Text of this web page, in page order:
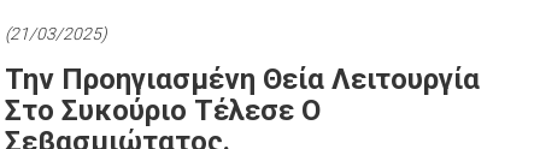
(21/03/2025)
Την Προηγιασμένη Θεία Λειτουργία
Στο Συκούριο Τέλεσε Ο
Σεβασμιώτατος.